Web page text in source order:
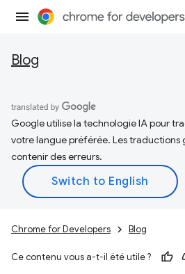
Blog
Google utilise la technologie IA pour
votre langue préférée. Les traductions
contenir des erreurs.
Chrome for Developers Blog
Ce contenu vous a-t-il été utile ?